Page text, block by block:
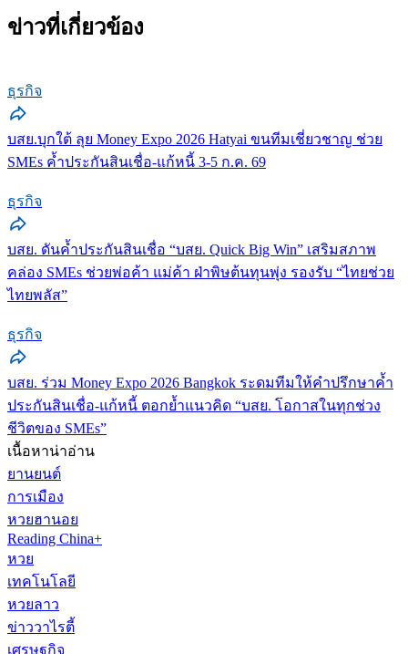
ข่าวที่เกี่ยวข้อง
ธุรกิจ
บสย.บุกใต้ ลุย Money Expo 2026 Hatyai ขนทีมเชี่ยวชาญ ช่วย
SMEs ค้ำประกันสินเชื่อ-แก้หนี้ 3-5 ก.ค. 69
ธุรกิจ
บสย. ดันค้ำประกันสินเชื่อ “บสย. Quick Big Win” เสริมสภาพ
คล่อง SMEs ช่วยพ่อค้า แม่ค้า ฝ่าพิษต้นทุนพุ่ง รองรับ “ไทยช่วย
ไทยพลัส”
ธุรกิจ
บสย. ร่วม Money Expo 2026 Bangkok ระดมทีมให้คำปรึกษาค้ำ
ประกันสินเชื่อ-แก้หนี้ ตอกย้ำแนวคิด “บสย. โอกาสในทุกช่วง
ชีวิตของ SMEs”
เนื้อหาน่าอ่าน
ยานยนต์
การเมือง
หวยฮานอย
Reading China+
หวย
เทคโนโลยี
หวยลาว
ข่าววาไรตี้
เศรษฐกิจ